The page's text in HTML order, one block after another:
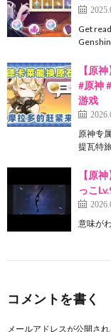
Get
【原
#原神
游戏
原神专
提瓦特
【原
っこ
意味が
コメントを書く
メールアドレスが公開さ